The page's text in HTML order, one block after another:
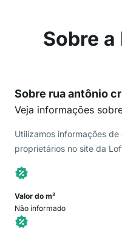
Sobre
Sobre rua antônio
Veja informações
Utilizamos informações
proprietários no site da
Valor do m²
Não informado